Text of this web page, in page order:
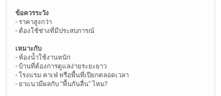
ข้อควรระวัง
- ราคาสูงกว่า
- ต้องใช้ช่างที่มีประสบการณ์
เหมาะกับ
- ห้องน้ำใช้งานหนัก
- บ้านที่ต้องการดูแลง่ายระยะยาว
- โรงแรม คาเฟ่ หรือพื้นที่เปียกตลอดเวลา
- ยาแนวมีผลกับ "พื้นกันลื่น" ไหม?